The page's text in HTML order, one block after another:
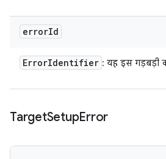
errorId
ErrorIdentifier : यह इस गड़बड़ी
TargetSetupError